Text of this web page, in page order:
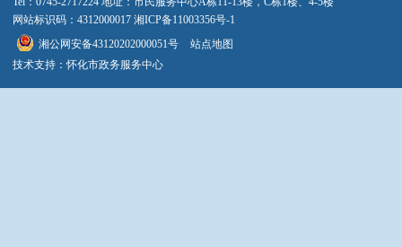
网站标识码：4312000017 湘ICP备11003356号-1
湘公网安备43120202000051号
站点地图
技术支持：怀化市政务服务中心